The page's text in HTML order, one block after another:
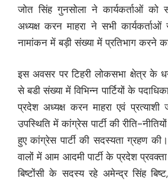
जोत सिंह गुनसोला ने कार्यकर्ताओं को
अध्यक्ष करन माहरा ने सभी कार्यकर्ताओं
नामांकन में बड़ी संख्या में प्रतिभाग करने
इस अवसर पर टिहरी लोकसभा क्षेत्र के
से बडी संख्या में विभिन्न पार्टियों के
प्रदेश अध्यक्ष करन माहरा एवं
उपस्थिति में कांग्रेस पार्टी की रीति-
हुए कांग्रेस पार्टी की सदस्यता ग्रहण
वालों में आम आदमी पार्टी के प्रदेश
बिष्टोंसी के सदस्य रहे अमेन्द्र सिंह